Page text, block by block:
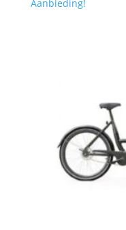
Aanbieding!